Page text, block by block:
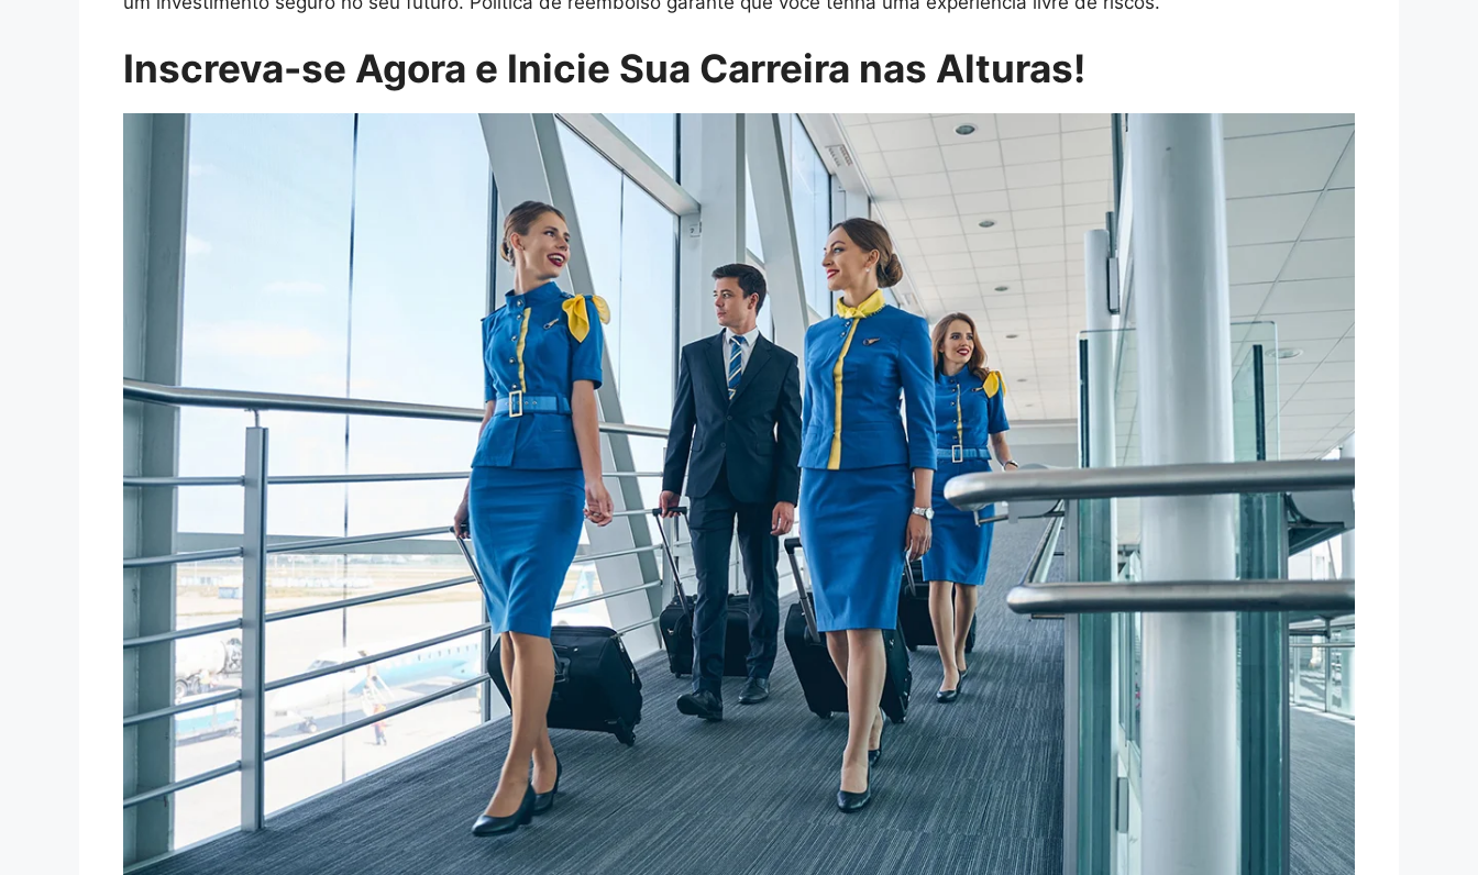
Inscreva-se Agora e Inicie Sua Carreira nas Alturas!